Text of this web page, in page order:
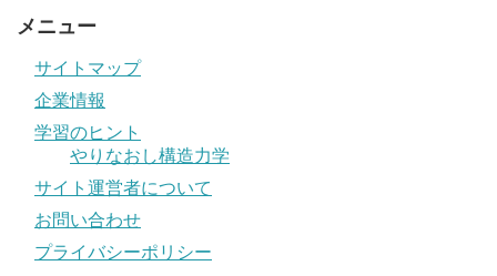
メニュー
サイトマップ
企業情報
学習のヒント
やりなおし構造力学
サイト運営者について
お問い合わせ
プライバシーポリシー